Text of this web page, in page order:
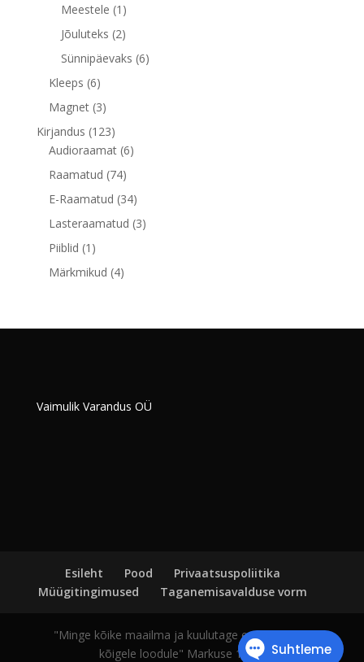
toodet
Meestele 1 1
toode
Jõuluteks 22
toodet
Sünnipäevaks 66
Kleeps 66
toodet
Magnet 33
toodet
Kirjandus 123123
toodet
Audioraamat 66
Raamatud 7474
toodet
E-Raamatud 3434
toodet
Lasteraamatud 33
Piiblid 1 1
toode
Märkmikud 44
Vaimulik Varandus OÜ
Esileht Pood
Privaatsuspoliitika
Müügitingimused
Taganemisavalduse vorm
"Minge kõike maailma ja kuulutage evangeeliumi
kõigele loodule" Markuse 16:15